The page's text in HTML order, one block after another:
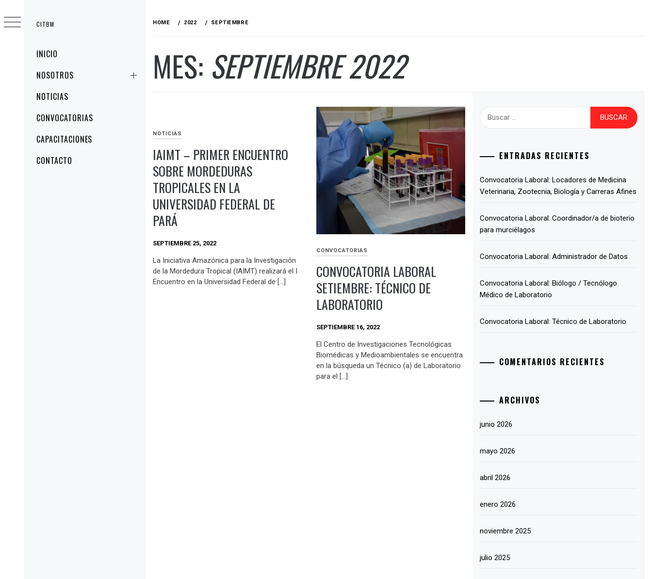
CITBM
INICIO
NOSOTROS
NOTICIAS
CONVOCATORIAS
CAPACITACIONES
CONTACTO
HOME 2022 SEPTIEMBRE
MES: SEPTIEMBRE 2022
NOTICIAS
IAIMT – PRIMER ENCUENTRO
SOBRE MORDEDURAS
TROPICALES EN LA
UNIVERSIDAD FEDERAL DE
PARÁ
SEPTIEMBRE 25, 2022
La Iniciativa Amazónica para la Investigación
de la Mordedura Tropical (IAIMT) realizará el I
Encuentro en la Universidad Federal de […]
CONVOCATORIAS
CONVOCATORIA LABORAL
SETIEMBRE: TÉCNICO DE
LABORATORIO
SEPTIEMBRE 16, 2022
El Centro de Investigaciones Tecnológicas
Biomédicas y Medioambientales se encuentra
en la búsqueda un Técnico (a) de Laboratorio
para el […]
ENTRADAS RECIENTES
Convocatoria Laboral: Locadores de Medicina
Veterinaria, Zootecnia, Biología y Carreras Afines
Convocatoria Laboral: Coordinador/a de bioterio
para murciélagos
Convocatoria Laboral: Administrador de Datos
Convocatoria Laboral: Biólogo / Tecnólogo
Médico de Laboratorio
Convocatoria Laboral: Técnico de Laboratorio
COMENTARIOS RECIENTES
ARCHIVOS
junio 2026
mayo 2026
abril 2026
enero 2026
noviembre 2025
julio 2025